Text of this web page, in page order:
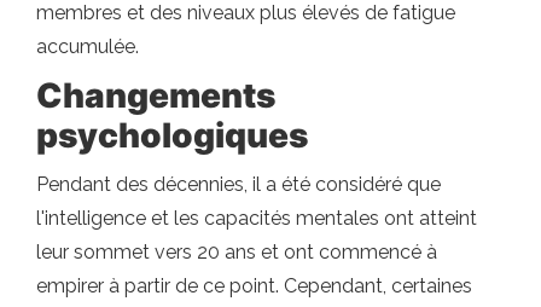
membres et des niveaux plus élevés de fatigue
accumulée.
Changements
psychologiques
Pendant des décennies, il a été considéré que
l'intelligence et les capacités mentales ont atteint
leur sommet vers 20 ans et ont commencé à
empirer à partir de ce point. Cependant, certaines